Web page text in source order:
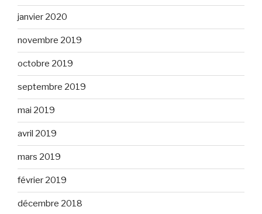
janvier 2020
novembre 2019
octobre 2019
septembre 2019
mai 2019
avril 2019
mars 2019
février 2019
décembre 2018